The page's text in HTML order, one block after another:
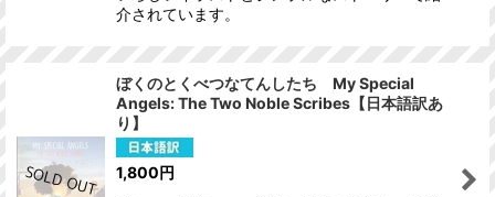
介されています。
ぼくのとくべつなてんしたち My Special
Angels: The Two Noble Scribes【日本語訳あ
り】
1,800円